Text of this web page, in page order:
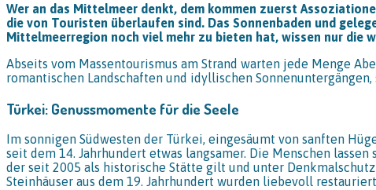
Wer an das Mittelmeer denkt, dem kommen zuerst
die von Touristen überlaufen sind. Das Sonnenbaden und
Mittelmeerregion noch viel mehr zu bieten hat, wissen nur die
Abseits vom Massentourismus am Strand warten jede Menge
romantischen Landschaften und idyllischen
Türkei: Genussmomente für die Seele
Im sonnigen Südwesten der Türkei, eingesäumt von sanften
seit dem 14. Jahrhundert etwas langsamer. Die Menschen
der seit 2005 als historische Stätte gilt und unter
Steinhäuser aus dem 19. Jahrhundert wurden liebevoll